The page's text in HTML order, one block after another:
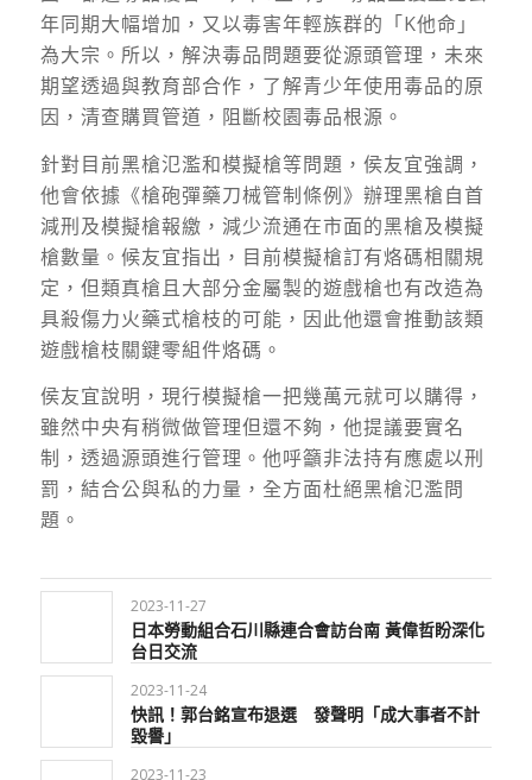
年同期大幅增加，又以毒害年輕族群的「K他命」
為大宗。所以，解決毒品問題要從源頭管理，未來
期望透過與教育部合作，了解青少年使用毒品的原
因，清查購買管道，阻斷校園毒品根源。
針對目前黑槍氾濫和模擬槍等問題，侯友宜強調，
他會依據《槍砲彈藥刀械管制條例》辦理黑槍自首
減刑及模擬槍報繳，減少流通在市面的黑槍及模擬
槍數量。候友宜指出，目前模擬槍訂有烙碼相關規
定，但類真槍且大部分金屬製的遊戲槍也有改造為
具殺傷力火藥式槍枝的可能，因此他還會推動該類
遊戲槍枝關鍵零組件烙碼。
侯友宜說明，現行模擬槍一把幾萬元就可以購得，
雖然中央有稍微做管理但還不夠，他提議要實名
制，透過源頭進行管理。他呼籲非法持有應處以刑
罰，結合公與私的力量，全方面杜絕黑槍氾濫問
題。
2023-11-27
日本勞動組合石川縣連合會訪台南 黃偉哲盼深化
台日交流
2023-11-24
快訊！郭台銘宣布退選 發聲明「成大事者不計
毀譽」
2023-11-23